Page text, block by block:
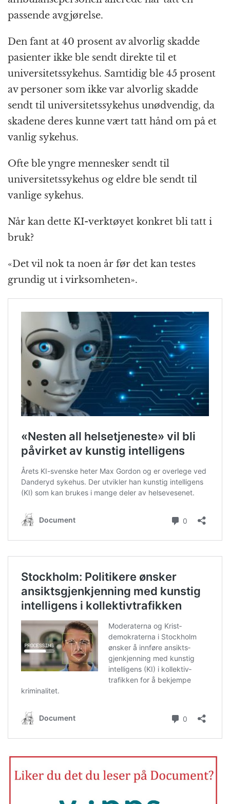
passende avgjørelse.
Den fant at 40 prosent av alvorlig skadde
pasienter ikke ble sendt direkte til et
universitetssykehus. Samtidig ble 45 prosent
av personer som ikke var alvorlig skadde
sendt til universitetssykehus unødvendig, da
skadene deres kunne vært tatt hånd om på et
vanlig sykehus.
Ofte ble yngre mennesker sendt til
universitetssykehus og eldre ble sendt til
vanlige sykehus.
Når kan dette KI-verktøyet konkret bli tatt i
bruk?
«Det vil nok ta noen år før det kan testes
grundig ut i virksomheten».